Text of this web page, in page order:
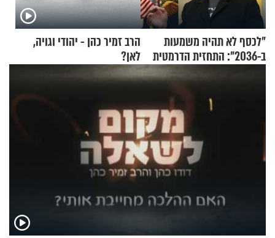
"לכסף לא תהיה משמעות
ב-2036": התחזית הדרמטית
של אילון מאסק על עתיד
הרב זמיר כהן - יהודי וגויה,
לאן?